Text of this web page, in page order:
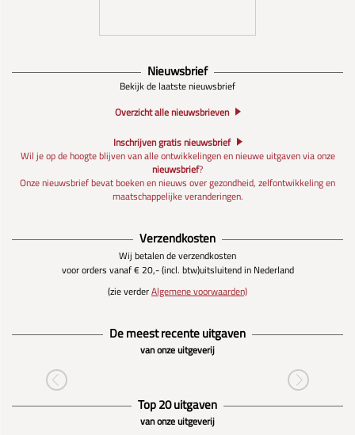
Nieuwsbrief
Bekijk de laatste nieuwsbrief
Overzicht alle nieuwsbrieven
Inschrijven gratis nieuwsbrief
Wil je op de hoogte blijven van alle ontwikkelingen en nieuwe uitgaven via onze
nieuwsbrief?
Onze nieuwsbrief bevat boeken en nieuws over gezondheid, zelfontwikkeling en
maatschappelijke veranderingen.
Verzendkosten
Wij betalen de verzendkosten
voor orders vanaf € 20,- (incl. btw)uitsluitend in Nederland
(zie verderAlgemene voorwaarden)
De meest recente uitgaven
van onze uitgeverij
Top 20 uitgaven
van onze uitgeverij